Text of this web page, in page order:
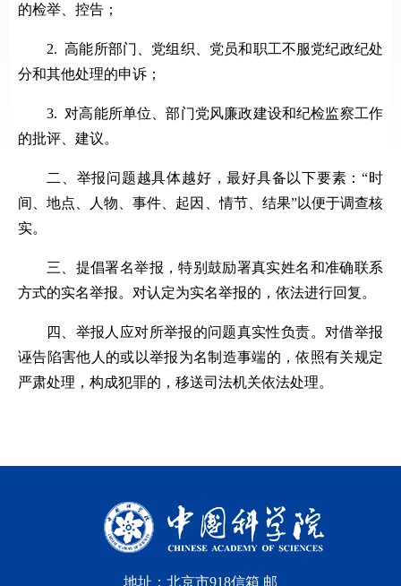
的检举、控告；
2. 高能所部门、党组织、党员和职工不服党纪政纪处
分和其他处理的申诉；
3. 对高能所单位、部门党风廉政建设和纪检监察工作
的批评、建议。
二、举报问题越具体越好，最好具备以下要素：“时
间、地点、人物、事件、起因、情节、结果”以便于调查核
实。
三、提倡署名举报，特别鼓励署真实姓名和准确联系
方式的实名举报。对认定为实名举报的，依法进行回复。
四、举报人应对所举报的问题真实性负责。对借举报
诬告陷害他人的或以举报为名制造事端的，依照有关规定
严肃处理，构成犯罪的，移送司法机关依法处理。
地址：北京市918信箱 邮